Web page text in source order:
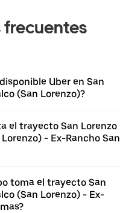
frecuentes
Uber en San
(San Lorenzo)?
el trayecto San Lorenzo
- Ex-Rancho San
toma el trayecto San
(San Lorenzo) - Ex-